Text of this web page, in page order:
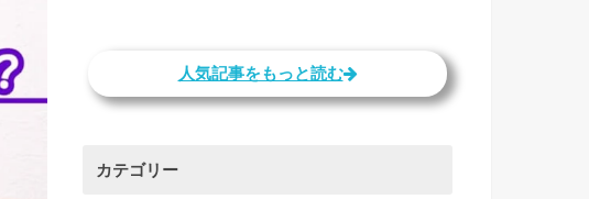
人気記事をもっと読む
カテゴリー